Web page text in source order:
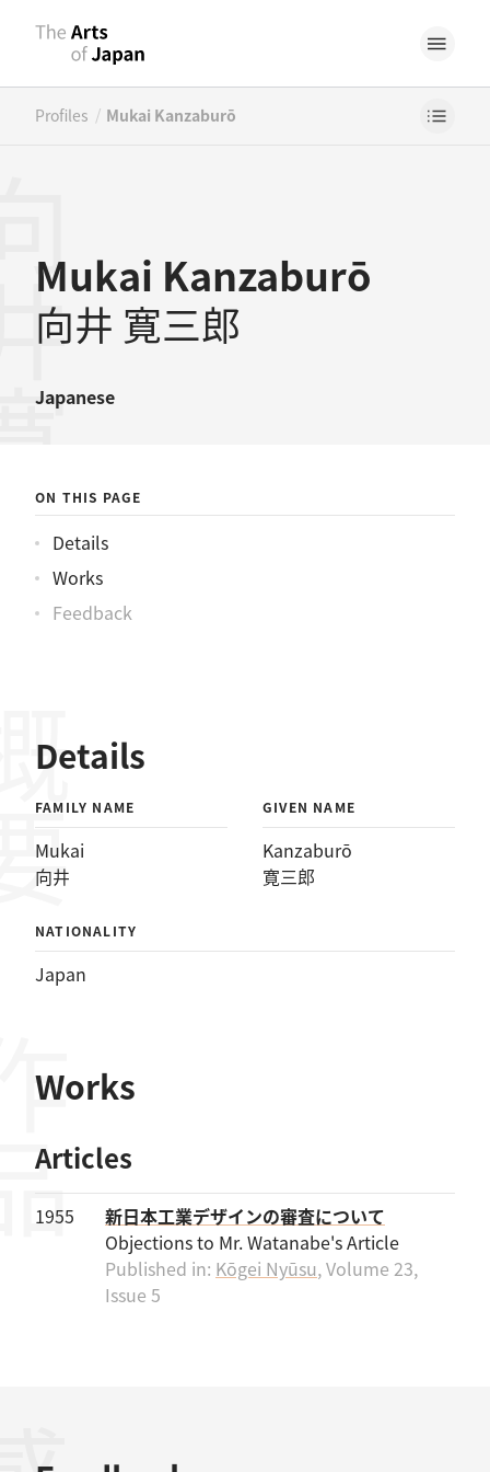
Profiles / Mukai Kanzaburō
Mukai Kanzaburō
向井 寛三郎
Japanese
郎
ON THIS PAGE
Details
Works
Feedback
Details
FAMILY NAME
Mukai
向井
GIVEN NAME
Kanzaburō
寛三郎
NATIONALITY
Japan
Works
Articles
1955
新日本工業デザインの審査について
Objections to Mr. Watanabe's Article
Published in: Kōgei Nyūsu, Volume 23,
Issue 5